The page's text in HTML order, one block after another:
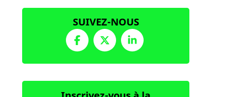
SUIVEZ-NOUS